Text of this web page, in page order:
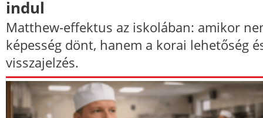
indul
Matthew-effektus az iskolában: amikor
képesség dönt, hanem a korai lehetőség
visszajelzés.